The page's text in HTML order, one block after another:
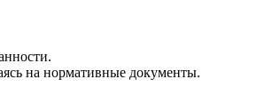
на нормативные документы.